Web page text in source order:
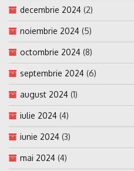
decembrie 2024 (2)
noiembrie 2024 (5)
octombrie 2024 (8)
septembrie 2024 (6)
august 2024 (1)
iulie 2024 (4)
iunie 2024 (3)
mai 2024 (4)